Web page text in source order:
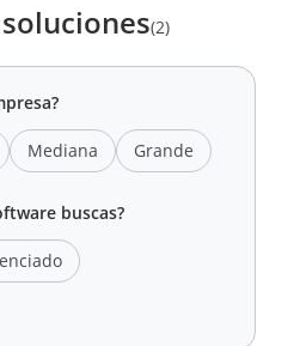
(2)
Mediana Grande
buscas?